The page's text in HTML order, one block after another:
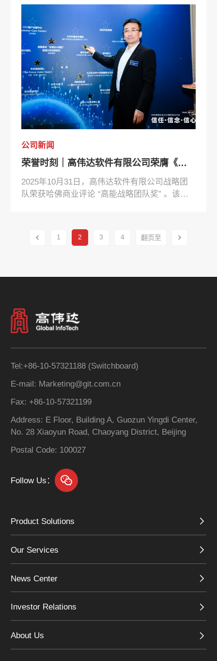
新质生产力发展等方面做出卓越贡献的上市公
司。
公司新闻
荣誉时刻｜高伟达软件有限公司荣膺《哈佛商业评论》2025“高能战略团队奖”
2025年10月31日，高伟达软件有限公司战略团
队荣获哈佛商业评论 “高能战略团队奖” 。该奖
推动企业持续进化的高绩效团队。
1 2 3 4
Tel:+86-10-57321188 (Switchboard)
E-mail: Marketing@git.com.cn
Fax: +86-10-57321199
Address: E Floor, Building A, Guozun Yingdi Center,
No. 28 Xiaoyun Road, Chaoyang District, Beijing
Postal Code: 100027
Follow Us：
Product Solutions
Our Services
News Center
Investor Relations
About Us